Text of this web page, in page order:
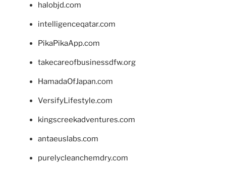
halobjd.com
intelligenceqatar.com
PikaPikaApp.com
takecareofbusinessdfw.org
HamadaOfJapan.com
VersifyLifestyle.com
kingscreekadventures.com
antaeuslabs.com
purelycleanchemdry.com